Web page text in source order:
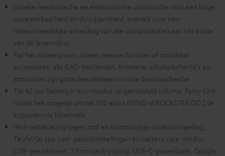
Unieke mechanische en elektronische constructie voor een hoge
repareerbaarheid en duurzaamheid, evenals voor een
milieuvriendelijke scheiding van alle componenten aan het einde
van de levensduur
Pas het ontwerp aan, creëer nieuwe functies of ontwikkel
accessoires: alle CAD-bestanden, firmware, schakelschema's en
instructies zijn gratis beschikbaar in onze downloadsectie
Tot 42 uur batterij in eco-modus op gemiddeld volume, Party-Link
maakt het mogelijk om tot 100 extra MYND of ROCKSTER GO 2 te
koppelen via bluetooth
IP67-certificering tegen stof en kortstondige onderdompeling,
Teufel Go app voor geluidsinstellingen en battery care-modus,
USB-geluidskaart, 3,5 mm jack-ingang, USB-C-powerbank, Google